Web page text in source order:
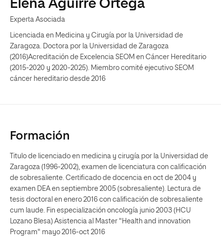
Elena Aguirre Ortega
Experta Asociada
Licenciada en Medicina y Cirugía por la Universidad de
Zaragoza. Doctora por la Universidad de Zaragoza
(2016)Acreditación de Excelencia SEOM en Cáncer Hereditario
(2015-2020 y 2020-2025). Miembro comité ejecutivo SEOM
cáncer hereditario desde 2016
Formación
Titulo de licenciado en medicina y cirugía por la Universidad de
Zaragoza (1996-2002), examen de licenciatura con calificación
de sobresaliente. Certificado de docencia en oct de 2004 y
examen DEA en septiembre 2005 (sobresaliente). Lectura de
tesis doctoral en enero 2016 con calificación de sobresaliente
cum laude. Fin especialización oncología junio 2003 (HCU
Lozano Blesa) Asistencia al Master "Health and innovation
Program" mayo 2016-oct 2016